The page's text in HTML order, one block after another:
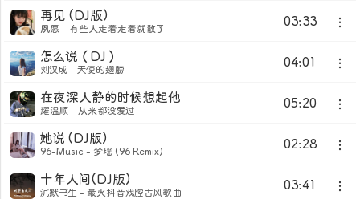
03:33
再见 (DJ版)
夙愿 - 有些人走着走着就散了
04:01
怎么说（DJ）
刘汉成 - 天使的翅膀
05:20
在夜深人静的时候想起他
耀温顺 - 从来都没爱过
02:28
她说 (DJ版)
96-Music - 梦瑶 (96 Remix)
03:41
十年人间(DJ版)
沉默书生 - 最火抖音戏腔古风歌曲